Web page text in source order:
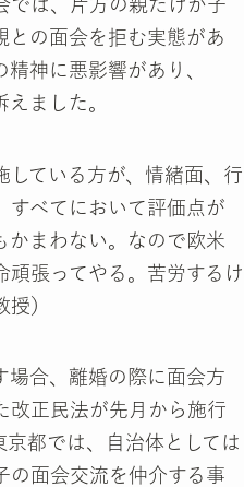
では、片方の親だけが子
との面会を拒む実態があ
神に悪影響があり、
えました。
している方が、情緒面、行
すべてにおいて評価点が
かまわない。なので欧米
頑張ってやる。苦労するけ
）
場合、離婚の際に面会方
改正民法が先月から施行
都では、自治体としては
の面会交流を仲介する事